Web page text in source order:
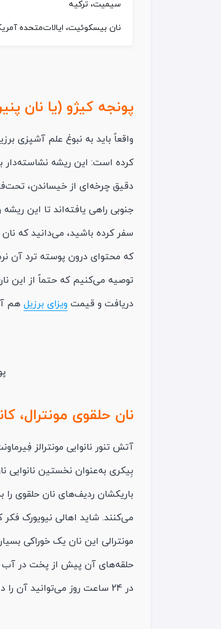
سیمیت، ترکیه
نان بیسکوئیت، ایالات‌متحده
پونجه کیژو (یا نان
واقعاً باید به نبوغ علم آشپزی
کرده است: این ریشه‌ نشاسته‌دار
دقیق چرخه‌ای از خیساندن،
جنوبی راهی یافته‌اند تا این
سفر کرده باشید، می‌دانید که
که محتوای درون پوسته ترد آن
توصیه می‌کنیم که حتماً از این
دریافت و قیمت ویزای برزیل هم
نان حلقوی مونترال،
بِیکری به‌عنوان نخستین نانوایی
باریکشان ردیف‌های نان حلقوی
می‌کنند. شاید اهالی نیویورک
مونترالی این نان یک خوراکی
حلقه‌های آن پیش از پخت در آب
در 24 ساعت روز می‌توانید آن را داغ و تازه تهیه کنید.